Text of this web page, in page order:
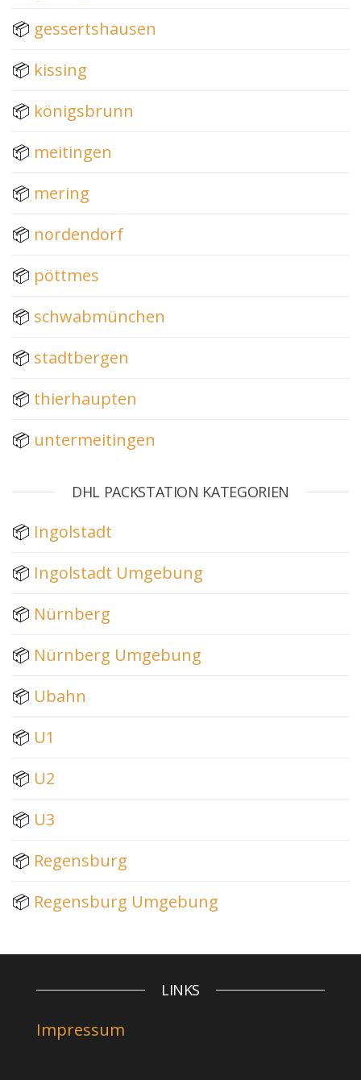
📦 gessertshausen
📦 kissing
📦 königsbrunn
📦 meitingen
📦 mering
📦 nordendorf
📦 pöttmes
📦 schwabmünchen
📦 stadtbergen
📦 thierhaupten
📦 untermeitingen
DHL PACKSTATION KATEGORIEN
📦 Ingolstadt
📦 Ingolstadt Umgebung
📦 Nürnberg
📦 Nürnberg Umgebung
📦 Ubahn
📦 U1
📦 U2
📦 U3
📦 Regensburg
📦 Regensburg Umgebung
LINKS
Impressum